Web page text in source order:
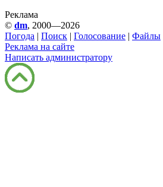
Реклама
© dm, 2000—2026
Погода | Поиск | Голосование | Файлы
Реклама на сайте
Написать администратору